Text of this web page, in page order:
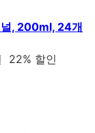
, 200ml, 24개
22% 할인